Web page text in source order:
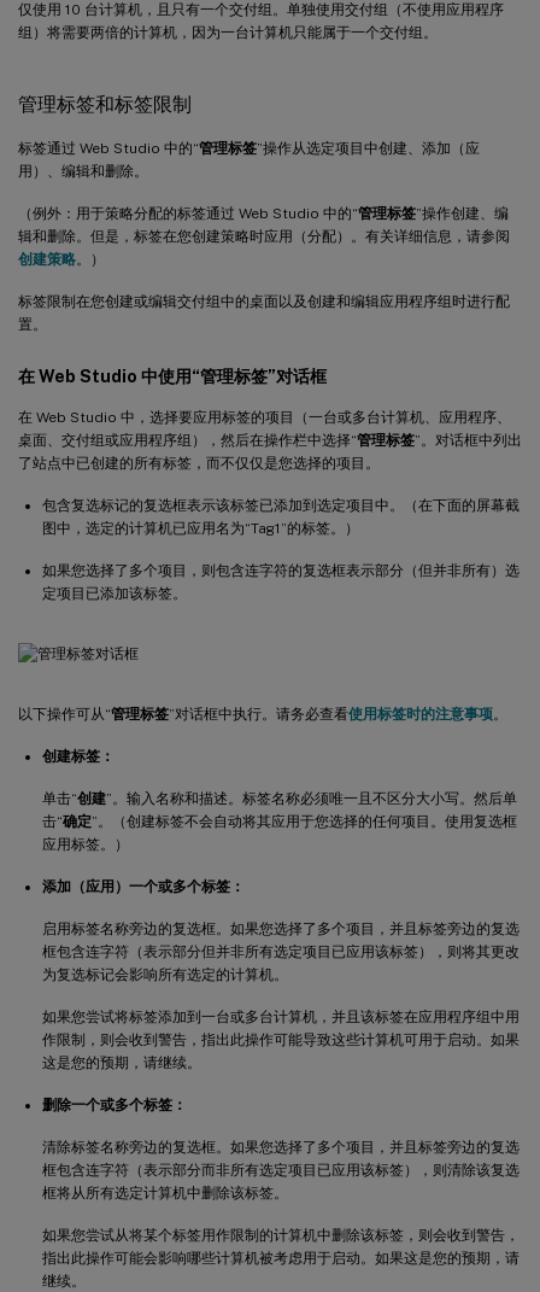
仅使用 10 台计算机，且只有一个交付组。单独使用交付组（不使用应用程序
组）将需要两倍的计算机，因为一台计算机只能属于一个交付组。
管理标签和标签限制
标签通过 Web Studio 中的“管理标签”操作从选定项目中创建、添加（应
用）、编辑和删除。
（例外：用于策略分配的标签通过 Web Studio 中的“管理标签”操作创建、编
辑和删除。但是，标签在您创建策略时应用（分配）。有关详细信息，请参阅
创建策略。）
标签限制在您创建或编辑交付组中的桌面以及创建和编辑应用程序组时进行配
置。
在 Web Studio 中使用“管理标签”对话框
在 Web Studio 中，选择要应用标签的项目（一台或多台计算机、应用程序、
桌面、交付组或应用程序组），然后在操作栏中选择“管理标签”。对话框中列出
了站点中已创建的所有标签，而不仅仅是您选择的项目。
包含复选标记的复选框表示该标签已添加到选定项目中。（在下面的屏幕截
图中，选定的计算机已应用名为“Tag1”的标签。）
如果您选择了多个项目，则包含连字符的复选框表示部分（但并非所有）选
定项目已添加该标签。
以下操作可从“管理标签”对话框中执行。请务必查看使用标签时的注意事项。
创建标签：
单击“创建”。输入名称和描述。标签名称必须唯一且不区分大小写。然后单
击“确定”。（创建标签不会自动将其应用于您选择的任何项目。使用复选框
应用标签。）
添加（应用）一个或多个标签：
启用标签名称旁边的复选框。如果您选择了多个项目，并且标签旁边的复选
框包含连字符（表示部分但并非所有选定项目已应用该标签），则将其更改
为复选标记会影响所有选定的计算机。
如果您尝试将标签添加到一台或多台计算机，并且该标签在应用程序组中用
作限制，则会收到警告，指出此操作可能导致这些计算机可用于启动。如果
这是您的预期，请继续。
删除一个或多个标签：
清除标签名称旁边的复选框。如果您选择了多个项目，并且标签旁边的复选
框包含连字符（表示部分而非所有选定项目已应用该标签），则清除该复选
框将从所有选定计算机中删除该标签。
如果您尝试从将某个标签用作限制的计算机中删除该标签，则会收到警告，
指出此操作可能会影响哪些计算机被考虑用于启动。如果这是您的预期，请
继续。